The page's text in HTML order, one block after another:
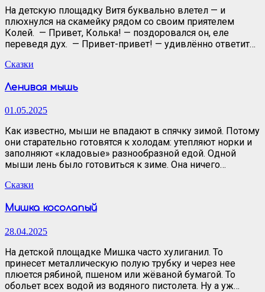
На детскую площадку Витя буквально влетел — и
плюхнулся на скамейку рядом со своим приятелем
Колей. — Привет, Колька! — поздоровался он, еле
переведя дух. — Привет-привет! — удивлённо ответит…
Сказки
Ленивая мышь
01.05.2025
Как известно, мыши не впадают в спячку зимой. Потому
они старательно готовятся к холодам: утепляют норки и
заполняют «кладовые» разнообразной едой. Одной
мыши лень было готовиться к зиме. Она ничего…
Сказки
Мишка косолапый
28.04.2025
На детской площадке Мишка часто хулиганил. То
принесет металлическую полую трубку и через нее
плюется рябиной, пшеном или жёваной бумагой. То
обольет всех водой из водяного пистолета. Ну а уж…